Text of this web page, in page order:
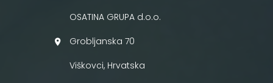
OSATINA GRUPA d.o.o.
Grobljanska 70
Viškovci, Hrvatska